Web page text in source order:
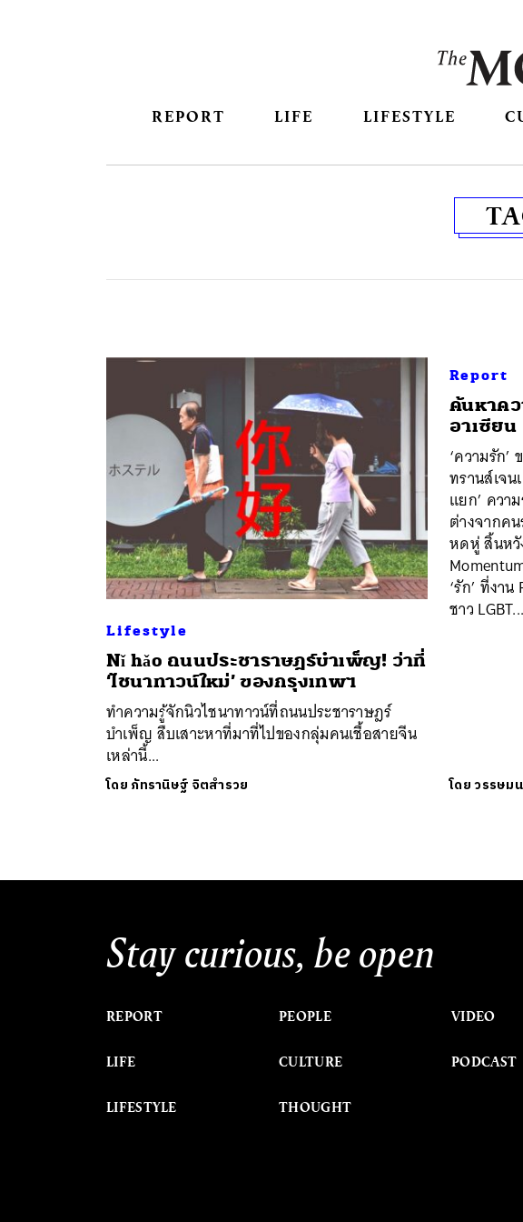
REPORT LIFE LIFESTYLE
Lifestyle
Nǐ hǎo ถนนประชาราษฎร์บำเพ็ญ! ว่าที่
‘ไชนาทาวน์ใหม่’ ของกรุงเทพฯ
ทำความรู้จักนิวไชนาทาวน์ที่ถนนประชาราษฎร์
บำเพ็ญ สืบเสาะหาที่มาที่ไปของกลุ่มคนเชื้อสายจีน
เหล่านี้...
โดย ภัทรานิษฐ์ จิตสำรวย
Report
ค้นหาคว
อาเซียน
‘ความรัก’
ทรานส์เจ
แยก’ ควา
ต่างจากค
หดหู่ สิ้นหวั
‘รัก’ ที่งา
ชาว LGBT...
โดยวรรษม
Stay curious, be open
REPORT
LIFE
LIFESTYLE
PEOPLE
CULTURE
THOUGHT
VIDEO
PODCAST